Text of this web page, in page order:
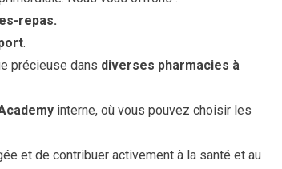
repas.
.
précieuse dans diverses pharmacies à
interne, où vous pouvez choisir les
et de contribuer activement à la santé et au